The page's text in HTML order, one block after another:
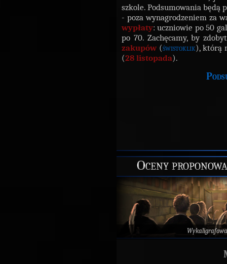
szkole. Podsumowania będą
- poza wynagrodzeniem za
wypłaty: uczniowie po 50
po 70. Zachęcamy, by
zakupów(świstoklik), którą
(28 listopada).
Oceny